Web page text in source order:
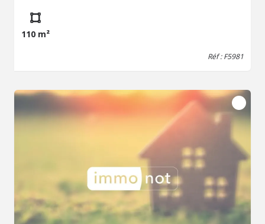
de reprise de personnels Loyer mensuel HT : 800 euros -
Bail commercial
110 m²
Réf : F5981